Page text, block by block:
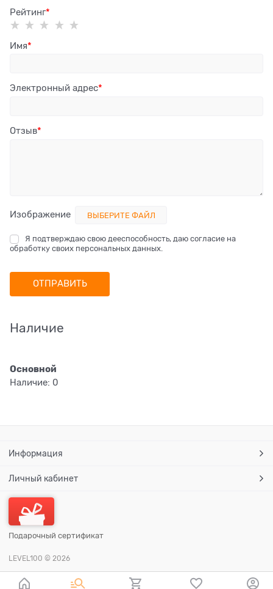
Рейтинг
Имя
Электронный адрес
Отзыв
Изображение ВЫБЕРИТЕ ФАЙЛ
Я подтверждаю свою дееспособность, даю согласие на
обработку своих персональных данных.
Наличие
Основной
Наличие: 0
Информация
Личный кабинет
Подарочный сертификат
LEVEL100 © 2026